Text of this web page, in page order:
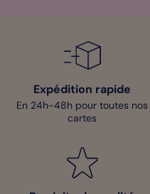
Expédition rapide
En 24h-48h pour toutes nos
cartes